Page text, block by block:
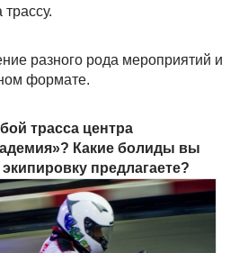
разного рода мероприятий и
формате.
трасса центра
Какие болиды вы
предлагаете?